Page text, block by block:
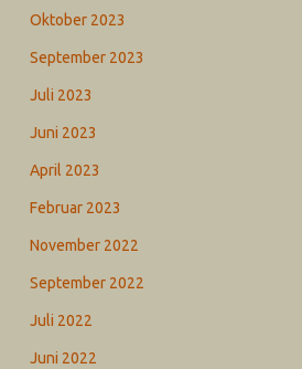
Oktober 2023
September 2023
Juli 2023
Juni 2023
April 2023
Februar 2023
November 2022
September 2022
Juli 2022
Juni 2022